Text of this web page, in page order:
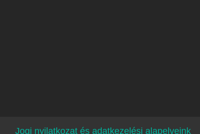
Jogi nyilatkozat és adatkezelési alapelveink